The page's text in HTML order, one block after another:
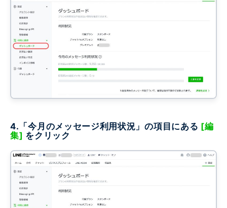
4.「今月のメッセージ利用状況」の項目にある [編
集] をクリック